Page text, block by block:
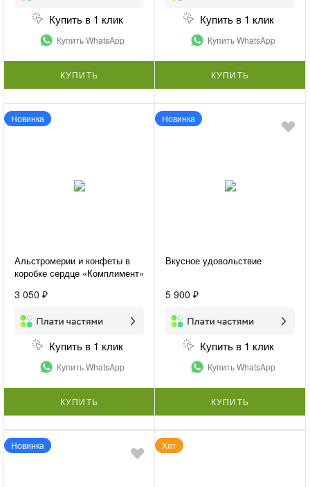
Купить в 1 клик
Купить WhatsApp
КУПИТЬ
Купить в 1 клик
Купить WhatsApp
КУПИТЬ
Новинка
Альстромерии и конфеты в
коробке сердце «Комплимент»
3 050 ₽
Купить в 1 клик
Купить WhatsApp
КУПИТЬ
Новинка
Вкусное удовольствие
5 900 ₽
Купить в 1 клик
Купить WhatsApp
КУПИТЬ
Новинка Хит